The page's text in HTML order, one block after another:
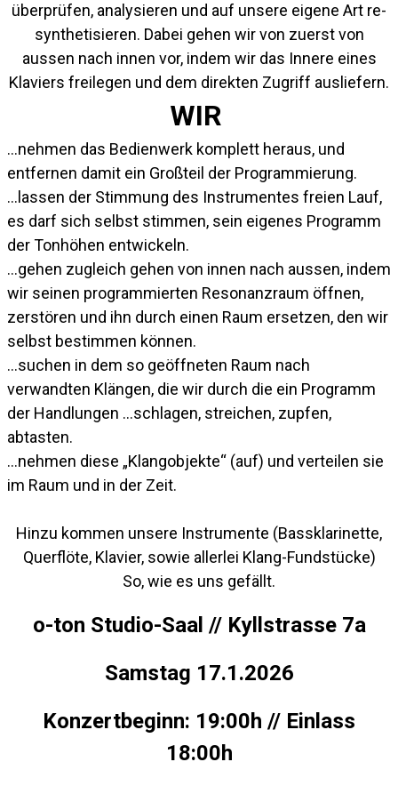
überprüfen, analysieren und auf unsere eigene Art re-
synthetisieren. Dabei gehen wir von zuerst von
aussen nach innen vor, indem wir das Innere eines
Klaviers freilegen und dem direkten Zugriff ausliefern.
WIR
…nehmen das Bedienwerk komplett heraus, und
entfernen damit ein Großteil der Programmierung.
…lassen der Stimmung des Instrumentes freien Lauf,
es darf sich selbst stimmen, sein eigenes Programm
der Tonhöhen entwickeln.
…gehen zugleich gehen von innen nach aussen, indem
wir seinen programmierten Resonanzraum öffnen,
zerstören und ihn durch einen Raum ersetzen, den wir
selbst bestimmen können.
…suchen in dem so geöffneten Raum nach
verwandten Klängen, die wir durch die ein Programm
der Handlungen …schlagen, streichen, zupfen,
abtasten.
…nehmen diese „Klangobjekte“ (auf) und verteilen sie
im Raum und in der Zeit.
Hinzu kommen unsere Instrumente (Bassklarinette,
Querflöte, Klavier, sowie allerlei Klang-Fundstücke)
So, wie es uns gefällt.
o-ton Studio-Saal // Kyllstrasse 7a
Samstag 17.1.2026
Konzertbeginn: 19:00h // Einlass
18:00h